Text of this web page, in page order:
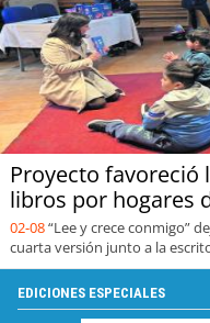
Proyecto favoreció
libros por hogares
02-08“Lee y crece conmigo”
cuarta versión junto a la
EDICIONES ESPECIALES